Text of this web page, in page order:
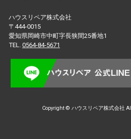
ハウスリペア株式会社
〒444-0015
愛知県岡崎市中町字長狭間25番地1
TEL. 0564-84-5671
Copyright © ハウスリペア株式会社